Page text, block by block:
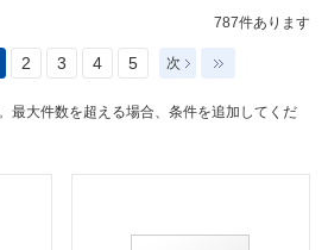
787件あります
2 3 4 5 次
最大件数を超える場合、条件を追加してくだ